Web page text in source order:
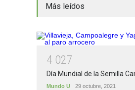
Más leídos
4 027
Día Mundial de la Semilla
Mundo U 29 octubre, 2021